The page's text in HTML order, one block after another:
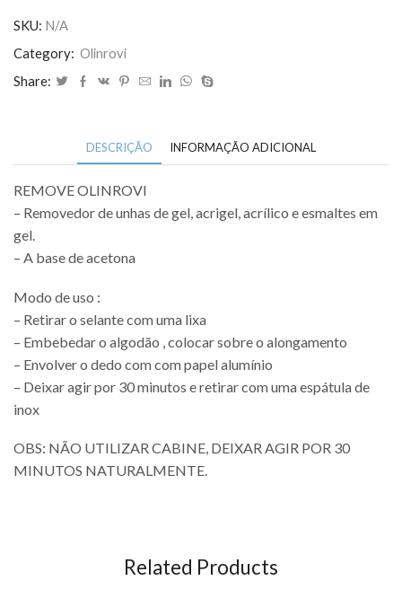
GEL
ESMALTE
EM
ANVISA
quantidade
SKU: N/A
Category: Olinrovi
Share:
DESCRIÇÃO INFORMAÇÃO ADICIONAL
REMOVE OLINROVI
– Removedor de unhas de gel, acrigel, acrílico e esmaltes em
gel.
– A base de acetona
Modo de uso :
– Retirar o selante com uma lixa
– Embebedar o algodão , colocar sobre o alongamento
– Envolver o dedo com com papel alumínio
– Deixar agir por 30 minutos e retirar com uma espátula de
inox
OBS: NÃO UTILIZAR CABINE, DEIXAR AGIR POR 30
MINUTOS NATURALMENTE.
Related Products